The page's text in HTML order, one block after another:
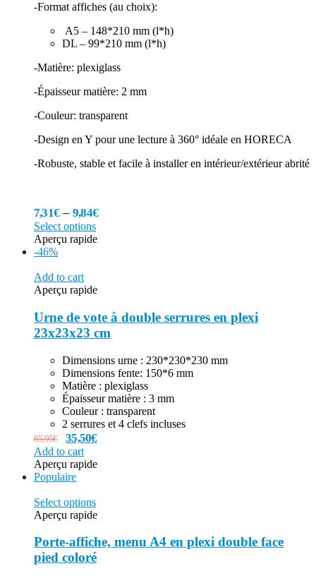
-Format affiches (au choix):
A5 – 148*210 mm (l*h)
DL – 99*210 mm (l*h)
-Matière: plexiglass
-Épaisseur matière: 2 mm
-Couleur: transparent
-Design en Y pour une lecture à 360° idéale en HORECA
-Robuste, stable et facile à installer en intérieur/extérieur abrité
7,31€–9,84€
Select options
Aperçu rapide
-46%
Add to cart
Aperçu rapide
Urne de vote à double serrures en plexi
23x23x23 cm
Dimensions urne : 230*230*230 mm
Dimensions fente: 150*6 mm
Matière : plexiglass
Épaisseur matière : 3 mm
Couleur : transparent
2 serrures et 4 clefs incluses
65,95€ 35,50€
Add to cart
Aperçu rapide
Populaire
Select options
Aperçu rapide
Porte-affiche, menu A4 en plexi double face
pied coloré